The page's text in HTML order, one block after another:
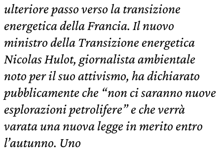
ulteriore passo verso la transizione
energetica della Francia. Il nuovo
ministro della Transizione energetica
Nicolas Hulot, giornalista ambientale
noto per il suo attivismo, ha dichiarato
pubblicamente che “non ci saranno nuove
esplorazioni petrolifere” e che verrà
varata una nuova legge in merito entro
l’autunno. Uno